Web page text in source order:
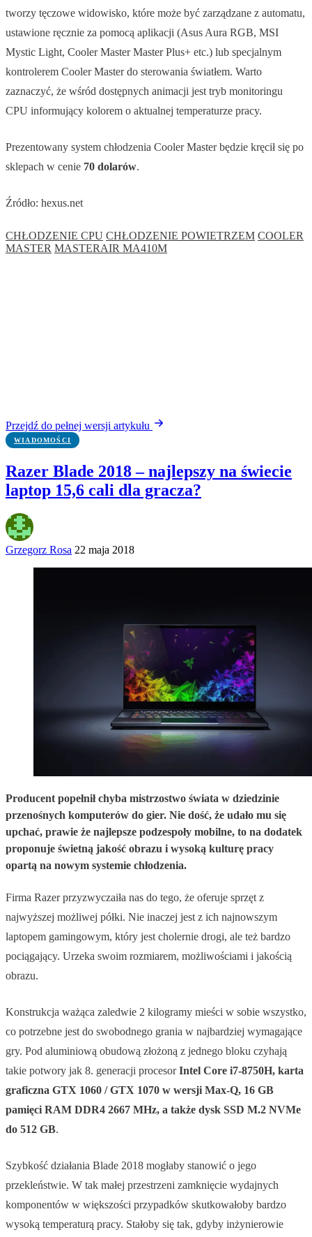
tworzy tęczowe widowisko, które może być zarządzane z automatu,
ustawione ręcznie za pomocą aplikacji (Asus Aura RGB, MSI
Mystic Light, Cooler Master Master Plus+ etc.) lub specjalnym
kontrolerem Cooler Master do sterowania światłem. Warto
zaznaczyć, że wśród dostępnych animacji jest tryb monitoringu
CPU informujący kolorem o aktualnej temperaturze pracy.
Prezentowany system chłodzenia Cooler Master będzie kręcił się po
sklepach w cenie 70 dolarów.
Źródło: hexus.net
CHŁODZENIE CPU CHŁODZENIE POWIETRZEM COOLER
MASTER MASTERAIR MA410M
Przejdź do pełnej wersji artykułu
WIADOMOŚCI
Razer Blade 2018 – najlepszy na świecie
laptop 15,6 cali dla gracza?
Grzegorz Rosa 22 maja 2018
Producent popełnił chyba mistrzostwo świata w dziedzinie
przenośnych komputerów do gier. Nie dość, że udało mu się
upchać, prawie że najlepsze podzespoły mobilne, to na dodatek
proponuje świetną jakość obrazu i wysoką kulturę pracy
opartą na nowym systemie chłodzenia.
Firma Razer przyzwyczaiła nas do tego, że oferuje sprzęt z
najwyższej możliwej półki. Nie inaczej jest z ich najnowszym
laptopem gamingowym, który jest cholernie drogi, ale też bardzo
pociągający. Urzeka swoim rozmiarem, możliwościami i jakością
obrazu.
Konstrukcja ważąca zaledwie 2 kilogramy mieści w sobie wszystko,
co potrzebne jest do swobodnego grania w najbardziej wymagające
gry. Pod aluminiową obudową złożoną z jednego bloku czyhają
takie potwory jak 8. generacji procesorIntel Core i7-8750H, karta
graficzna GTX 1060 / GTX 1070 w wersji Max-Q, 16 GB
pamięci RAM DDR4 2667 MHz, a także dysk SSD M.2 NVMe
do 512 GB.
Szybkość działania Blade 2018 mogłaby stanowić o jego
przekleństwie. W tak małej przestrzeni zamknięcie wydajnych
komponentów w większości przypadków skutkowałoby bardzo
wysoką temperaturą pracy. Stałoby się tak, gdyby inżynierowie